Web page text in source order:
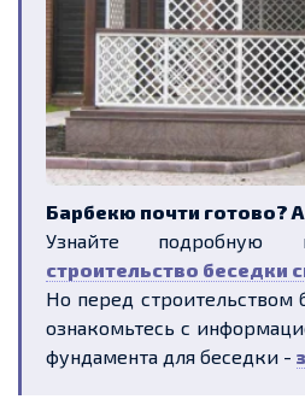
Барбекю почти готово?
Узнайте подробную
строительство беседки
Но перед строительством
ознакомьтесь с
фундамента для беседки -